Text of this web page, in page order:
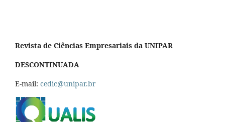
Revista de Ciências Empresariais da UNIPAR
DESCONTINUADA
E-mail: cedic@unipar.br